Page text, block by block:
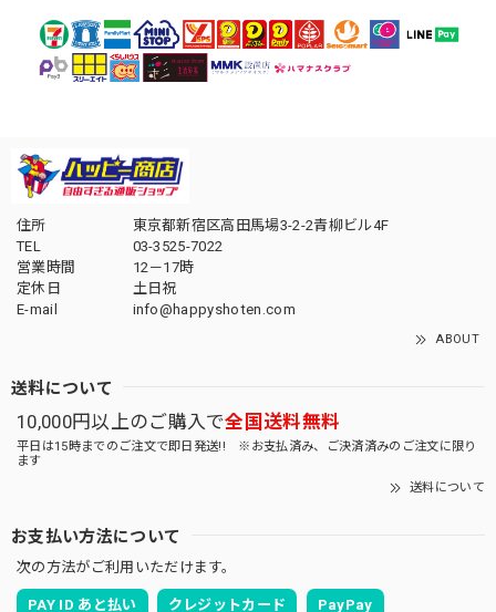
住所
東京都新宿区高田馬場3-2-2青柳ビル4F
TEL
03-3525-7022
営業時間
12－17時
定休日
土日祝
E-mail
info@happyshoten.com
ABOUT
送料について
10,000円以上のご購入で全国送料無料
平日は15時までのご注文で即日発送!! ※お支払済み、ご決済済みのご注文に限り
ます
送料について
お支払い方法について
次の方法がご利用いただけます。
PAY ID あと払い クレジットカード PayPay